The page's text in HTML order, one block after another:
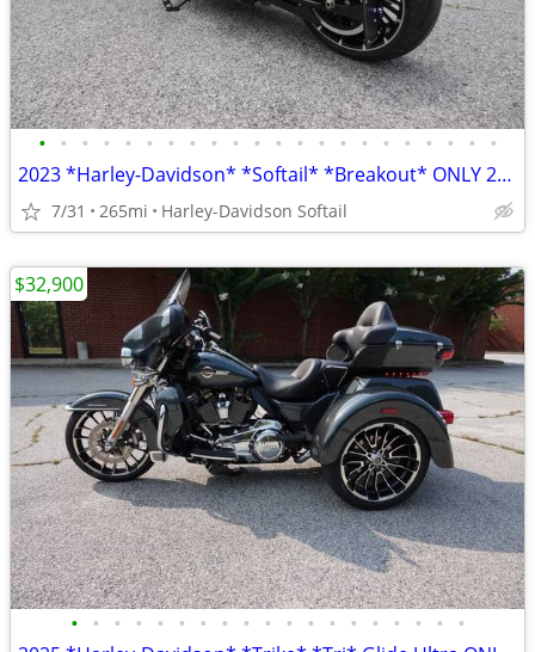
• • • • • • • • • • • • • • • • • • • • • •
2023 *Harley-Davidson* *Softail* *Breakout* ONLY 265 MILES ...NEW
7/31 265mi Harley-Davidson Softail
• • • • • • • • • • • • • • • • • • •
$32,900